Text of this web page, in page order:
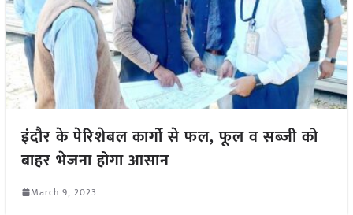
इंदौर के पेरिशेबल कार्गो से फल, फूल व सब्जी को
बाहर भेजना होगा आसान
March 9, 2023